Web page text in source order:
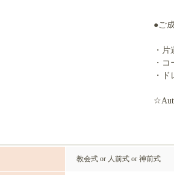
●ご
・
・
・
教会式 or 人前式 or 神前式